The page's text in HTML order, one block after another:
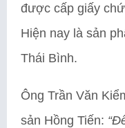
được cấp giấy
Hiện nay là sản
Thái Bình.
Ông Trần Văn
sản Hồng Tiến: